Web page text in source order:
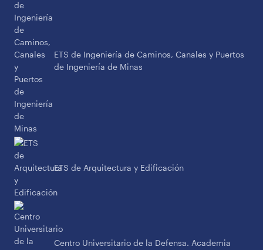
ETS de Ingeniería de Caminos, Canales y Puertos
de Ingeniería de Minas
ETS de Arquitectura y Edificación
Centro Universitario de la Defensa. Academia